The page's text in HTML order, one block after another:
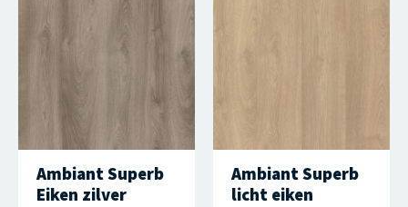
Ambiant Superb
Eiken zilver
Ambiant Superb
licht eiken